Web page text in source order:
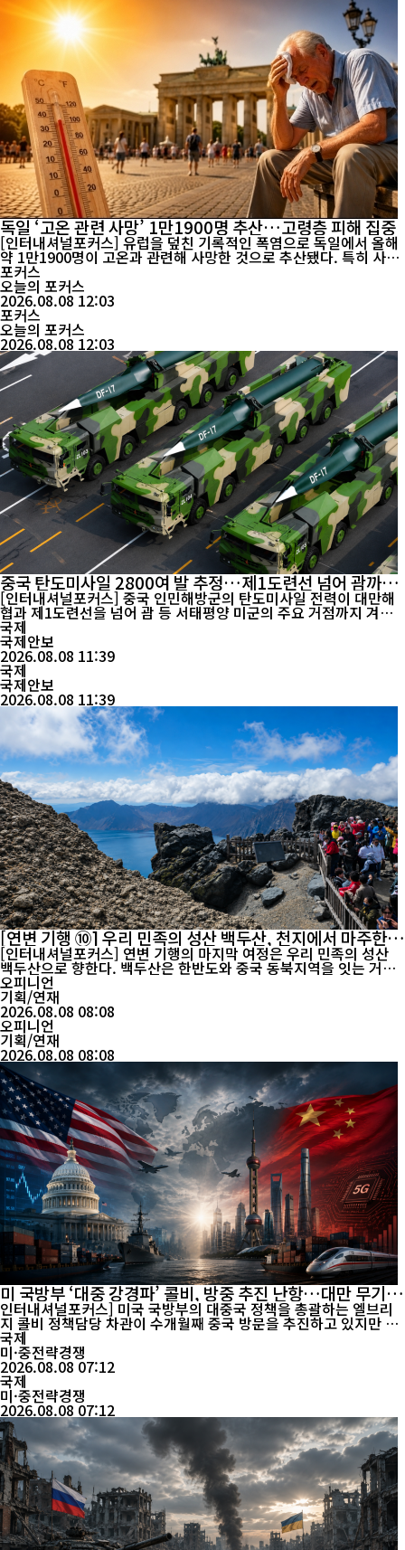
독일 ‘고온 관련 사망’ 1만1900명 추산…고령층 피해 집중
[인터내셔널포커스] 유럽을 덮친 기록적인 폭염으로 독일에서 올해
약 1만1900명이 고온과 관련해 사망한 것으로 추산됐다. 특히 사망
자의 상당수가 75세 이상 고령층에 집중되면서 폭염이 단순한 기상
이변을 넘어 고령사회가 대비해야 할 주요 사회적 재난으로 부상하
고 있다. 독일 로베르트코흐연구소(RKI)가 6일 발표한 보고서에 따
르면 올해 들어 7월 26일까지 독일의 고온 관련 ...
포커스
오늘의 포커스
2026.08.08 12:03
포커스
오늘의 포커스
2026.08.08 12:03
중국 탄도미사일 2800여 발 추정…제1도련선 넘어 괌까지
사정권
[인터내셔널포커스] 중국 인민해방군의 탄도미사일 전력이 대만해
협과 제1도련선을 넘어 괌 등 서태평양 미군의 주요 거점까지 겨냥
하는 다층적 타격체계로 확대되고 있다는 미국 군사전문매체의 분석
이 나왔다. 단순한 미사일 보유량 증가보다 사거리 확대와 극초음속
무기, 정밀타격 능력의 결합이 서태평양 군사 균형의 주요 변수로 떠
국제
국제안보
2026.08.08 11:39
국제
국제안보
2026.08.08 11:39
[연변 기행 ⑩] 우리 민족의 성산 백두산, 천지에서 마주한
역사의 숨결
[인터내셔널포커스] 연변 기행의 마지막 여정은 우리 민족의 성산
백두산으로 향한다. 백두산은 한반도와 중국 동북지역을 잇는 거대
한 산줄기의 중심이자, 오랜 세월 우리 민족의 역사와 문화, 정신세
계 속에 깊이 자리해온 상징적 공간이다. 애국가의 첫 구절에 등장할
만큼 백두산은 한국인에게 단순한 산을 넘어 민족의 뿌리와 기상을
오피니언
기획/연재
2026.08.08 08:08
오피니언
기획/연재
2026.08.08 08:08
미 국방부 ‘대중 강경파’ 콜비, 방중 추진 난항…대만 무기판
매가 변수
인터내셔널포커스] 미국 국방부의 대중국 정책을 총괄하는 엘브리
지 콜비 정책담당 차관이 수개월째 중국 방문을 추진하고 있지만 중
국 측의 초청을 받지 못하고 있는 것으로 전해졌다. 대만에 대한 미
국의 무기판매와 미중 전략경쟁이 양국 군사 교류에도 영향을 미치
고 있다는 분석이 나온다. 미 정치전문매체 폴리티코는 6일(현지시
간) 복수의 소식통을 인용해 콜비 차관이 중국 방문을 적극 추진해 ...
국제
미·중전략경쟁
2026.08.08 07:12
국제
미·중전략경쟁
2026.08.08 07:12